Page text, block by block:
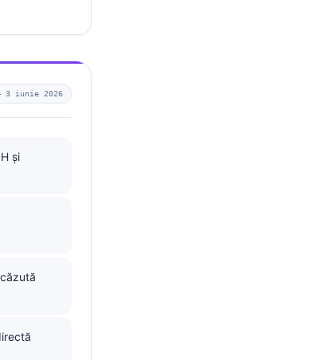
3 iunie 2026
și